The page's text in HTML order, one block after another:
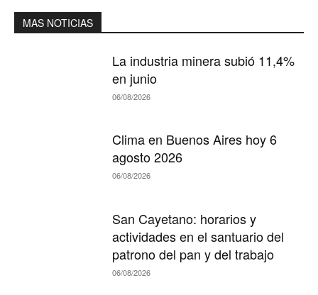
MAS NOTICIAS
La industria minera subió 11,4%
en junio
06/08/2026
Clima en Buenos Aires hoy 6
agosto 2026
06/08/2026
San Cayetano: horarios y
actividades en el santuario del
patrono del pan y del trabajo
06/08/2026